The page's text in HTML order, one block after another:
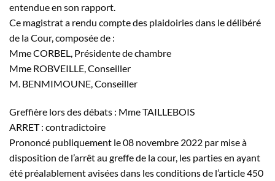
entendue en son rapport.
Ce magistrat a rendu compte des plaidoiries dans le délibéré
de la Cour, composée de :
Mme CORBEL, Présidente de chambre
Mme ROBVEILLE, Conseiller
M. BENMIMOUNE, Conseiller
Greffière lors des débats : Mme TAILLEBOIS
ARRET : contradictoire
Prononcé publiquement le 08 novembre 2022 par mise à
disposition de l’arrêt au greffe de la cour, les parties en ayant
été préalablement avisées dans les conditions de l’article 450